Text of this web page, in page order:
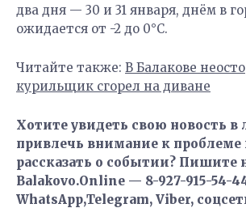
два дня — 30 и 31 января, днём в
ожидается от -2 до 0°С.
Читайте также: В Балакове
курильщик сгорел на диване
Хотите увидеть свою новость в
привлечь внимание к проблеме
рассказать о событии? Пишите
Balakovo.Online — 8-927-915-54-
WhatsApp,Telegram, Viber,